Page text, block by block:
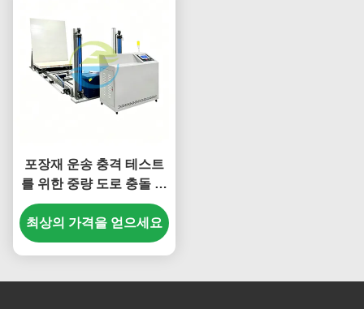
포장재 운송 충격 테스트
를 위한 중량 도로 충돌 시
뮬레이션 테스트 벤치
최상의 가격을 얻으세요